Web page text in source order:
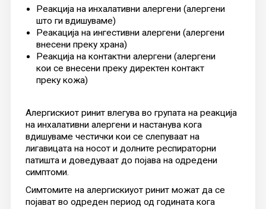
Реакција на инхалативни алергени (алергени
што ги вдишуваме)
Реакација на ингестивни алергени (алергени
внесени преку храна)
Реакција на контактни алергени (алергени
кои се внесени преку директен контакт
преку кожа)
Алергискиот ринит влегува во групата на реакција
на инхалативни алергени и настанува кога
вдишуваме честички кои се слепуваат на
лигавицата на носот и долните респираторни
патишта и доведуваат до појава на одредени
симптоми.
Симтомите на алергискиуот ринит можат да се
појават во одреден период од годината кога